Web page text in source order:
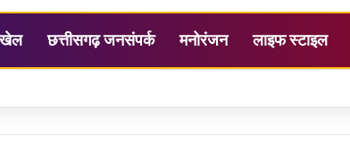
खेल छत्तीसगढ़ जनसंपर्क मनोरंजन लाइफ स्टाइल
अधिनियम लागू : राजपत्र में नियमों की अधिसूचना प्रकाशित, गृहमंत्री बोले –